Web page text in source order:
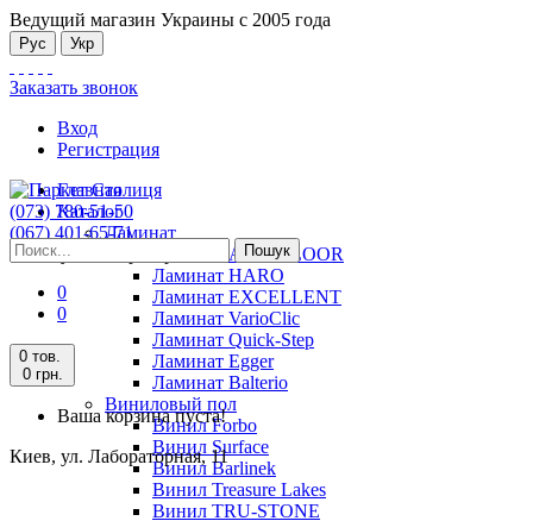
Ведущий магазин Украины с 2005 года
Рус Укр
Заказать звонок
Вход
Регистрация
(073) 780-51-50
(067) 401-65-71
Киев, ул. Лабораторная, 11
Пошук
0
0
0 тов.
0 грн.
Ваша корзина пуста!
Киев, ул. Лабораторная, 11
Главная
Каталог
Ламинат
Ламинат ALSAFLOOR
Ламинат HARO
Ламинат EXCELLENT
Ламинат VarioClic
Ламинат Quick-Step
Ламинат Egger
Ламинат Balterio
Виниловый пол
Винил Forbo
Винил Surface
Винил Barlinek
Винил Treasure Lakes
Винил TRU-STONE